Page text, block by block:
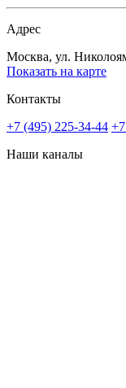
Адрес
Москва, ул.
Показать на карте
Контакты
+7 (495) 225-34-44
Наши каналы